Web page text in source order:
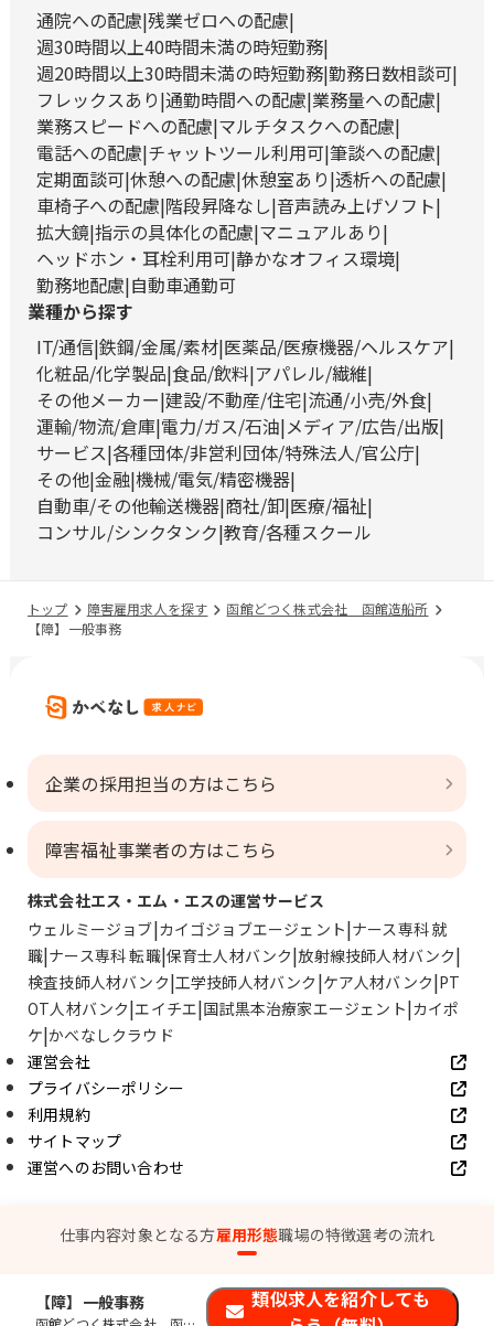
仕事内容対象となる方雇用形態職場の特徴選考の流れ
通院への配慮 残業ゼロへの配慮
週30時間以上40時間未満の時短勤務
週20時間以上30時間未満の時短勤務 勤務日数相談可
フレックスあり 通勤時間への配慮 業務量への配慮
業務スピードへの配慮 マルチタスクへの配慮
電話への配慮 チャットツール利用可 筆談への配慮
定期面談可 休憩への配慮 休憩室あり 透析への配慮
車椅子への配慮 階段昇降なし 音声読み上げソフト
拡大鏡 指示の具体化の配慮 マニュアルあり
ヘッドホン・耳栓利用可 静かなオフィス環境
勤務地配慮 自動車通勤可
業種から探す
IT/通信 鉄鋼/金属/素材 医薬品/医療機器/ヘルスケア
化粧品/化学製品 食品/飲料 アパレル/繊維
その他メーカー 建設/不動産/住宅 流通/小売/外食
運輸/物流/倉庫 電力/ガス/石油 メディア/広告/出版
サービス 各種団体/非営利団体/特殊法人/官公庁
その他 金融 機械/電気/精密機器
自動車/その他輸送機器 商社/卸 医療/福祉
コンサル/シンクタンク 教育/各種スクール
トップ 障害雇用求人を探す
函館どつく株式会社 函館造船所
【障】一般事務
【障】一般事務
類似求人を紹介しても
企業の採用担当の方はこちら
障害福祉事業者の方はこちら
株式会社エス・エム・エスの運営サービス
ウェルミージョブ カイゴジョブエージェント ナース専科 就
職 ナース専科 転職 保育士人材バンク 放射線技師人材バンク
検査技師人材バンク 工学技師人材バンク ケア人材バンク PT
OT人材バンク エイチエ 国試黒本治療家エージェント カイポ
ケ かべなしクラウド
運営会社
プライバシーポリシー
利用規約
サイトマップ
運営へのお問い合わせ